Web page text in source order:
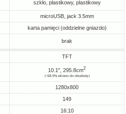
szkło, plastikowy, plastikowy
microUSB, jack 3.5mm
karta pamięci (oddzielne gniazdo)
brak
TFT
10.1", 295.8cm2
(~68.9% ekranu do obudowy)
1280x800
149
16:10